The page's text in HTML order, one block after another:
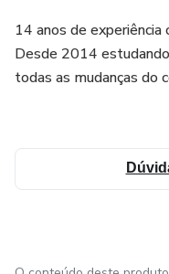
14 anos de
Desde 2014
todas as mudanças do